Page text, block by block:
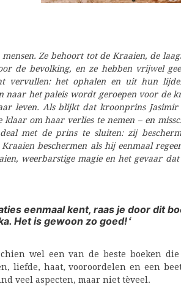
Ze behoort tot de Kraaien, de
de bevolking, en ze hebben vrijwel
vervullen: het ophalen en uit hun
naar het paleis wordt geroepen voor de
leven. Als blijkt dat kroonprins
klaar om haar verlies te nemen – en
met de prins te sluiten: zij
beschermen als hij eenmaal
weerbarstige magie en het gevaar
eenmaal kent, raas je door dit
Het is gewoon zo goed!‘
wel een van de beste boeken
liefde, haat, vooroordelen en een
veel aspecten, maar niet tèveel.